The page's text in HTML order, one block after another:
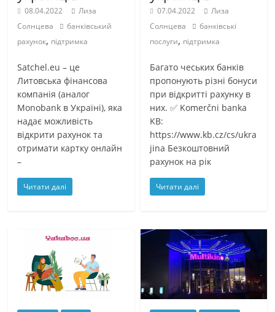
08.04.2022
Лиза
Солнцева
банківський
рахунок, підтримка
Satchel.eu – це
Литовська фінансова
компанія (аналог
Monobank в Україні), яка
надає можливість
відкрити рахунок та
отримати картку онлайн
–
Читати далі
07.04.2022
Лиза
Солнцева
банківські
послуги, підтримка
Багато чеських банків
пропонують різні бонуси
при відкритті рахунку в
них. ✅ Komerčni banka
KB:
https://www.kb.cz/cs/ukra
jina Безкоштовний
рахунок на рік
Читати далі